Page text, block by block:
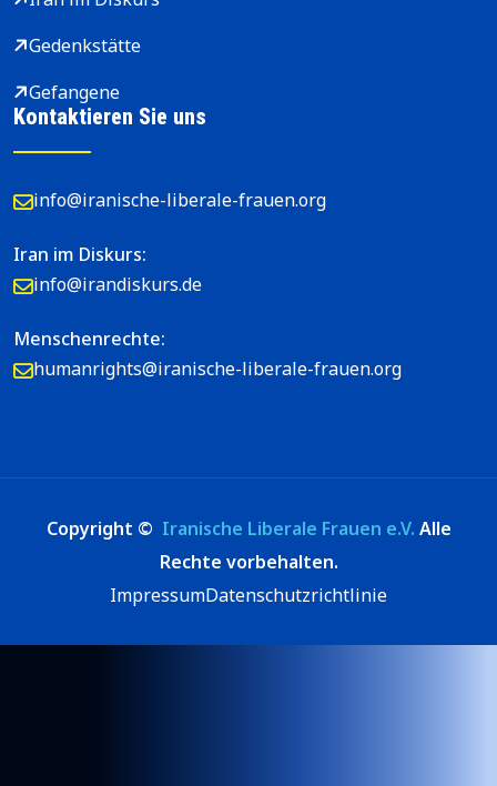
Gedenkstätte
Gefangene
Kontaktieren Sie uns
info@iranische-liberale-frauen.org
Iran im Diskurs:
info@irandiskurs.de
Menschenrechte:
humanrights@iranische-liberale-frauen.org
Copyright © Iranische Liberale Frauen e.V. Alle
Rechte vorbehalten.
ImpressumDatenschutzrichtlinie